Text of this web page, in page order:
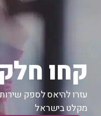
קחו
עזרו להיאס לספק
מקלט בישראל